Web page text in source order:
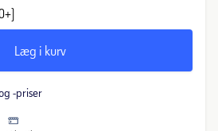
Læg i kurv
-priser